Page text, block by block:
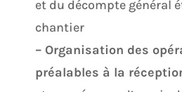
et du décompte général
chantier
– Organisation des
préalables à la